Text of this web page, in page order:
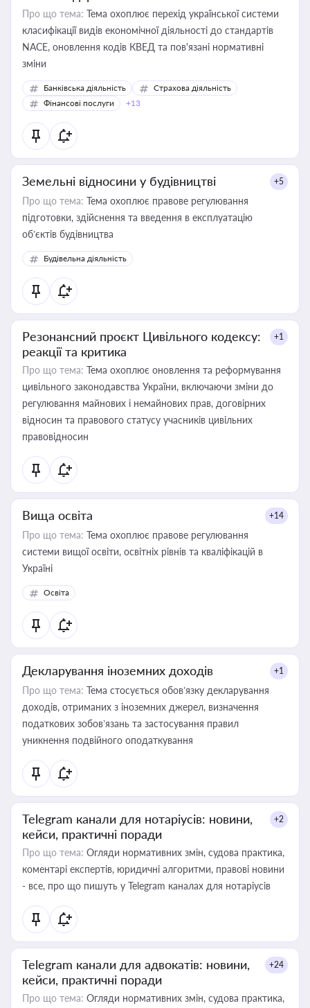
Про що тема: Тема охоплює перехід української системи
класифікації видів економічної діяльності до стандартів
NACE, оновлення кодів КВЕД та пов'язані нормативні
зміни
Банківська діяльність
Страхова діяльність
Фінансові послуги
+13
Земельні відносини у будівництві +5
Про що тема: Тема охоплює правове регулювання
підготовки, здійснення та введення в експлуатацію
об’єктів будівництва
Будівельна діяльність
Резонансний проєкт Цивільного кодексу:
реакції та критика
+1
Про що тема: Тема охоплює оновлення та реформування
цивільного законодавства України, включаючи зміни до
регулювання майнових і немайнових прав, договірних
відносин та правового статусу учасників цивільних
правовідносин
Вища освіта +14
Про що тема: Тема охоплює правове регулювання
системи вищої освіти, освітніх рівнів та кваліфікацій в
Україні
Освіта
Декларування іноземних доходів +1
Про що тема: Тема стосується обов’язку декларування
доходів, отриманих з іноземних джерел, визначення
податкових зобов’язань та застосування правил
уникнення подвійного оподаткування
Telegram канали для нотаріусів: новини,
кейси, практичні поради
+2
Про що тема: Огляди нормативних змін, судова практика,
коментарі експертів, юридичні алгоритми, правові новини
- все, про що пишуть у Telegram каналах для нотаріусів
Telegram канали для адвокатів: новини,
кейси, практичні поради
+24
Про що тема: Огляди нормативних змін, судова практика,